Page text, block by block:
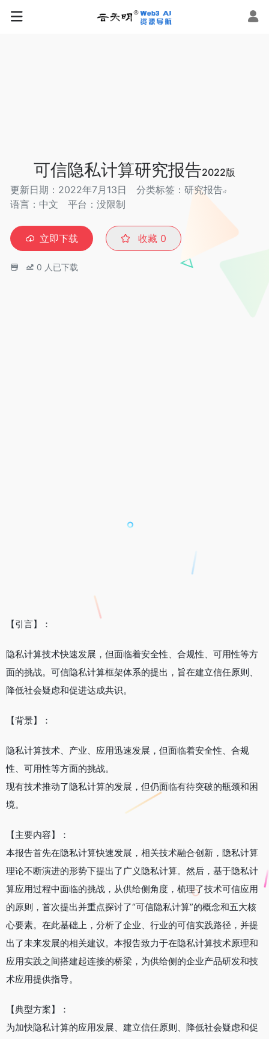
可信隐私计算研究报告2022版
更新日期：2022年7月13日
分类标签： 研究报告
语言：中文
平台：没限制
立即下载 收藏 0
0 人已下载
【引言】：
隐私计算技术快速发展，但面临着安全性、合规性、可用性等方
面的挑战。可信隐私计算框架体系的提出，旨在建立信任原则、
降低社会疑虑和促进达成共识。
【背景】：
隐私计算技术、产业、应用迅速发展，但面临着安全性、合规
性、可用性等方面的挑战。
现有技术推动了隐私计算的发展，但仍面临有待突破的瓶颈和困
境。
【主要内容】：
本报告首先在隐私计算快速发展，相关技术融合创新，隐私计算
理论不断演进的形势下提出了广义隐私计算。然后，基于隐私计
算应用过程中面临的挑战，从供给侧角度，梳理了技术可信应用
的原则，首次提出并重点探讨了“可信隐私计算”的概念和五大核
心要素。在此基础上，分析了企业、行业的可信实践路径，并提
出了未来发展的相关建议。本报告致力于在隐私计算技术原理和
应用实践之间搭建起连接的桥梁，为供给侧的企业产品研发和技
术应用提供指导。
【典型方案】：
为加快隐私计算的应用发展、建立信任原则、降低社会疑虑和促